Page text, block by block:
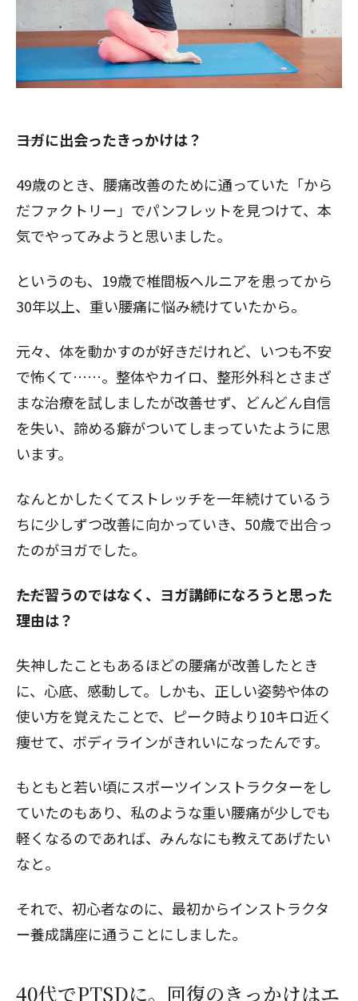
――ヨガに出会ったきっかけは？
49歳のとき、腰痛改善のために通っていた「から
だファクトリー」でパンフレットを見つけて、本
気でやってみようと思いました。
というのも、19歳で椎間板ヘルニアを患ってから
30年以上、重い腰痛に悩み続けていたから。
元々、体を動かすのが好きだけれど、いつも不安
で怖くて……。整体やカイロ、整形外科とさまざ
まな治療を試しましたが改善せず、どんどん自信
を失い、諦める癖がついてしまっていたように思
います。
なんとかしたくてストレッチを一年続けているう
ちに少しずつ改善に向かっていき、50歳で出合っ
たのがヨガでした。
――ただ習うのではなく、ヨガ講師になろうと思った
理由は？
失神したこともあるほどの腰痛が改善したとき
に、心底、感動して。しかも、正しい姿勢や体の
使い方を覚えたことで、ピーク時より10キロ近く
痩せて、ボディラインがきれいになったんです。
もともと若い頃にスポーツインストラクターをし
ていたのもあり、私のような重い腰痛が少しでも
軽くなるのであれば、みんなにも教えてあげたい
なと。
それで、初心者なのに、最初からインストラクタ
ー養成講座に通うことにしました。
40代でPTSDに。回復のきっかけはエ